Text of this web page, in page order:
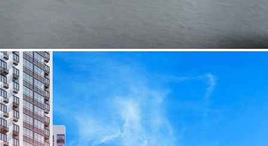
Желаемый / подходящий вид деятельности
Не указано
Назначение
Не указано
Размер площади (м2)
3.6
Цена за помещение
430 200 руб.
О помещении